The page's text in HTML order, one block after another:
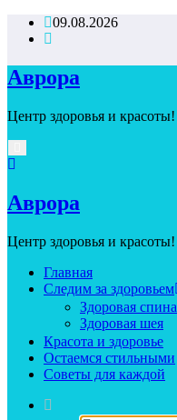
Перейти09.08.2026
Аврора
Центр здоровья и красоты!
Аврора
Центр здоровья и красоты!
Главная
Следим за здоровьем
Здоровая спина
Здоровая шея
Красота и здоровье
Остаемся стильными
Советы для каждой